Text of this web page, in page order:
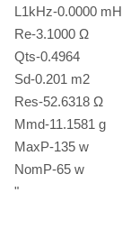
L1kHz-0.0000 mH
Re-3.1000 Ω
Qts-0.4964
Sd-0.201 m2
Res-52.6318 Ω
Mmd-11.1581 g
MaxP-135 w
NomP-65 w
"